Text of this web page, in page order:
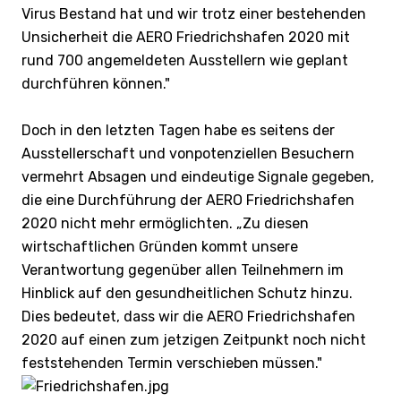
Virus Bestand hat und wir trotz einer bestehenden
Unsicherheit die AERO Friedrichshafen 2020 mit
rund 700 angemeldeten Ausstellern wie geplant
durchführen können."
Doch in den letzten Tagen habe es seitens der
Ausstellerschaft und vonpotenziellen Besuchern
vermehrt Absagen und eindeutige Signale gegeben,
die eine Durchführung der AERO Friedrichshafen
2020 nicht mehr ermöglichten. „Zu diesen
wirtschaftlichen Gründen kommt unsere
Verantwortung gegenüber allen Teilnehmern im
Hinblick auf den gesundheitlichen Schutz hinzu.
Dies bedeutet, dass wir die AERO Friedrichshafen
2020 auf einen zum jetzigen Zeitpunkt noch nicht
feststehenden Termin verschieben müssen."